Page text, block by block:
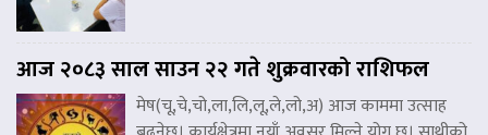
आज २०८३ साल साउन २२ गते शुक्रवारको राशिफल
मेष(चू,चे,चो,ला,लि,लू,ले,लो,अ) आज काममा उत्साह